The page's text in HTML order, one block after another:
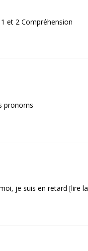
et 2 Compréhension
pronoms
je suis en retard [lire la